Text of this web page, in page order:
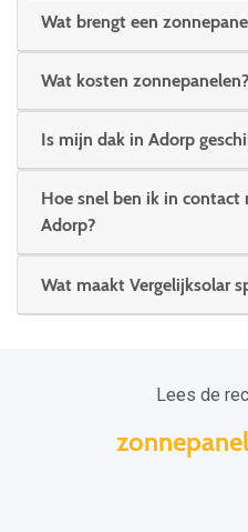
Wat brengt een
Wat kosten zonnepanelen?
Is mijn dak in Adorp
Hoe snel ben ik in
Adorp?
Wat maakt Vergelijksolar
Lees de